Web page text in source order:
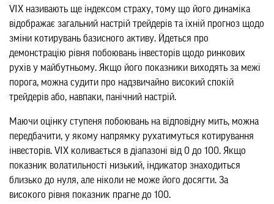
VIX називають ще індексом страху, тому що його динаміка
відображає загальний настрій трейдерів та їхній прогноз щодо
зміни котирувань базисного активу. Йдеться про
демонстрацію рівня побоювань інвесторів щодо ринкових
рухів у майбутньому. Якщо його показники виходять за межі
порога, можна судити про надзвичайно високий спокій
трейдерів або, навпаки, панічний настрій.
Маючи оцінку ступеня побоювань на відповідну мить, можна
передбачити, у якому напрямку рухатимуться котирування
інвесторів. VIX коливається в діапазоні від 0 до 100. Якщо
показник волатильності низький, індикатор знаходиться
близько до нуля, але ніколи не може його досягти. За
високого рівня показник прагне до 100.